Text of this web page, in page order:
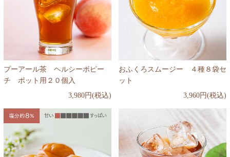
プーアール茶 ヘルシーボピー
チ ポット用２０個入
3,980円(税込)
おふくろスムージー ４種８袋セ
ット
3,960円(税込)